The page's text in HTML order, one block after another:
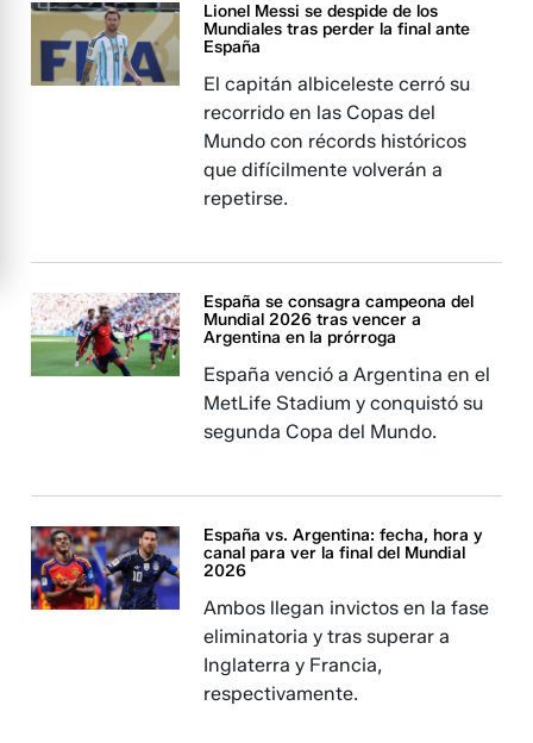
Lionel Messi se despide de los
Mundiales tras perder la final ante
España
El capitán albiceleste cerró su
recorrido en las Copas del
Mundo con récords históricos
que difícilmente volverán a
repetirse.
España se consagra campeona del
Mundial 2026 tras vencer a
Argentina en la prórroga
España venció a Argentina en el
MetLife Stadium y conquistó su
segunda Copa del Mundo.
España vs. Argentina: fecha, hora y
canal para ver la final del Mundial
2026
Ambos llegan invictos en la fase
eliminatoria y tras superar a
Inglaterra y Francia,
respectivamente.